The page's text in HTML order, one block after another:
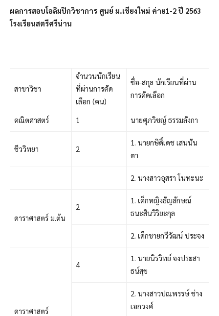
ผลการสอบโอลิมปิกวิชาการ ศูนย์ ม.เชียงใหม่ ค่าย1-2ปี 2563
โรงเรียนสตรีศรีน่าน
สาขาวิชา
จำนวนนักเรียน
ที่ผ่านการคัด
เลือก (คน)
ชื่อ-สกุล นักเรียนที่ผ่าน
การคัดเลือก
คณิตศาสตร์ 1 นายศุภวิชญ์ ธรรมลังกา
ชีววิทยา 2
1. นายกษิดิ์เดช เสนนัน
ตา
2. นางสาวอุสรา โนทะนะ
ดาราศาสตร์ ม.ต้น
2
1. เด็กหญิงธัญลักษณ์
ธนะสินวิริยะกุล
2. เด็กชายกวีวัฒน์ ประจง
ดาราศาสตร์
4
1. นายนิรวิทย์ จงประสา
ธน์สุข
2. นางสาวปณพรรษ์ ช่าง
เอกวงศ์